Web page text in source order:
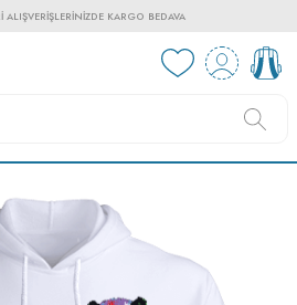
KARGO BEDAVA